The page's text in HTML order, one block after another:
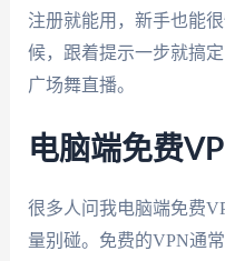
注册就能用，新手也能
候，跟着提示一步就搞
广场舞直播。
电脑端免费
很多人问我电脑端免费
量别碰。免费的VPN通